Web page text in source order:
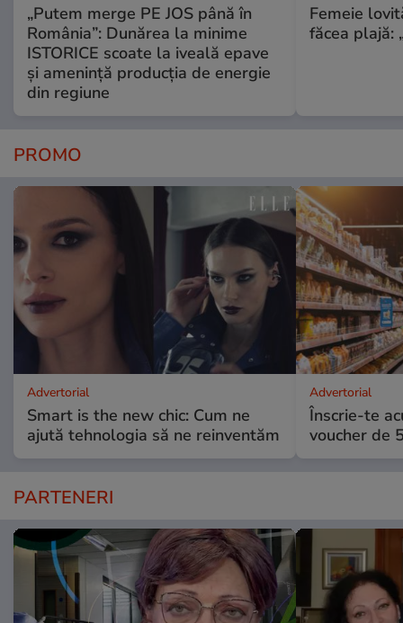
„Putem merge PE JOS până în
România”: Dunărea la minime
ISTORICE scoate la iveală epave
și amenință producția de energie
din regiune
Femeie
făcea plajă:
PROMO
Advertorial
Smart is the new chic: Cum ne
ajută tehnologia să ne reinventăm
Advertorial
Înscrie-te
voucher de
PARTENERI